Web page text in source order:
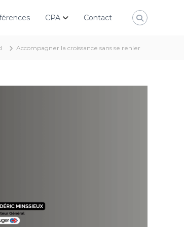
CPA Contact
Accompagner la croissance sans se renier